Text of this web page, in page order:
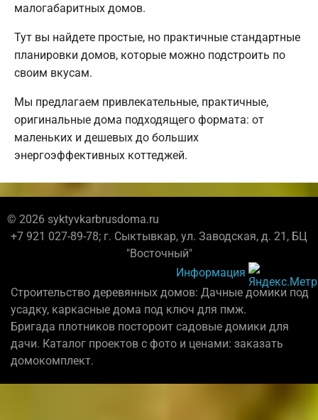
малогабаритных домов.
Тут вы найдете простые, но практичные стандартные
планировки домов, которые можно подстроить по
своим вкусам.
Мы предлагаем привлекательные, практичные,
оригинальные дома подходящего формата: от
маленьких и дешевых до больших
энергоэффективных коттеджей.
© 2026 syktyvkarbrusdoma.ru
+7 921 027-89-78; г. Сыктывкар, ул. Заводская, д. 21, БЦ
"Восточный"
Информация
Строительство деревянных домов: Дачные домики под
усадку, каркасные дома под ключ для пмж.
Бригада плотников постороит садовые домики для
дачи. Каталог проектов с фото и ценами: заказать
домокомплект.